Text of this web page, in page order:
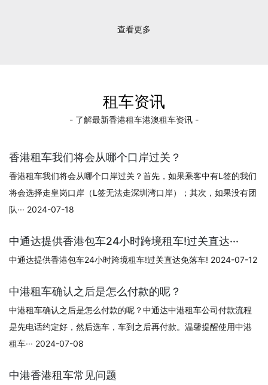
查看更多
租车资讯
- 了解最新香港租车港澳租车资讯 -
香港租车我们将会从哪个口岸过关？
香港租车我们将会从哪个口岸过关？首先，如果乘客中有L签的我们
将会选择走皇岗口岸（L签无法走深圳湾口岸）；其次，如果没有团
队··· 2024-07-18
中通达提供香港包车24小时跨境租车!过关直达···
中通达提供香港包车24小时跨境租车!过关直达免落车! 2024-07-12
中港租车确认之后是怎么付款的呢？
中港租车确认之后是怎么付款的呢？中通达中港租车公司付款流程
是先电话约定好，然后选车，车到之后再付款。温馨提醒使用中港
租车··· 2024-07-08
中港香港租车常见问题